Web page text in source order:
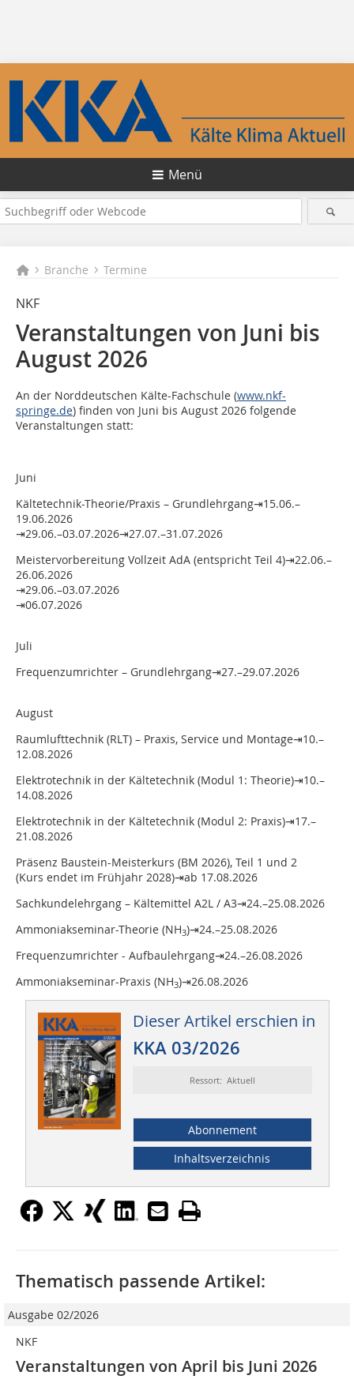
Menü
Branche Termine
NKF
Veranstaltungen von Juni bis
August 2026
An der Norddeutschen Kälte-Fachschule (www.nkf-
springe.de) finden von Juni bis August 2026 folgende
Veranstaltungen statt:
Juni
Kältetechnik-Theorie/Praxis – Grundlehrgang⇥15.06.–
19.06.2026
⇥29.06.–03.07.2026⇥27.07.–31.07.2026
Meistervorbereitung Vollzeit AdA (entspricht Teil 4)⇥22.06.–
26.06.2026
⇥29.06.–03.07.2026
⇥06.07.2026
Juli
Frequenzumrichter – Grundlehrgang⇥27.–29.07.2026
August
Raumlufttechnik (RLT) – Praxis, Service und Montage⇥10.–
12.08.2026
Elektrotechnik in der Kältetechnik (Modul 1: Theorie)⇥10.–
14.08.2026
Elektrotechnik in der Kältetechnik (Modul 2: Praxis)⇥17.–
21.08.2026
Präsenz Baustein-Meisterkurs (BM 2026), Teil 1 und 2
(Kurs endet im Frühjahr 2028)⇥ab 17.08.2026
Sachkundelehrgang – Kältemittel A2L / A3⇥24.–25.08.2026
Ammoniakseminar-Theorie (NH3)⇥24.–25.08.2026
Frequenzumrichter - Aufbaulehrgang⇥24.–26.08.2026
Ammoniakseminar-Praxis (NH3)⇥26.08.2026
Dieser Artikel erschien in
KKA 03/2026
Ressort: Aktuell
Abonnement
Inhaltsverzeichnis
Thematisch passende Artikel:
Ausgabe 02/2026
NKF
Veranstaltungen von April bis Juni 2026